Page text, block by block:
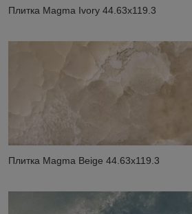
Плитка Magma Ivory 44.63x119.3
Плитка Magma Beige 44.63x119.3